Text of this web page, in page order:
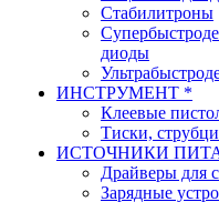
Стабилитроны
диоды
ИНСТРУМЕНТ *
Клеевые
Тиски,
ИСТОЧНИКИ
Драйверы для
Зарядные